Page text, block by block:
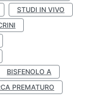
STUDI IN VIVO
BISFENOLO A
PREMATURO